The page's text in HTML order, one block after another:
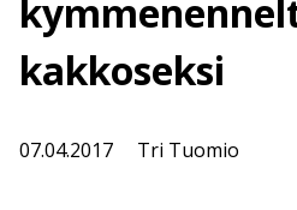
kakkoseksi
07.04.2017 Tri Tuomio